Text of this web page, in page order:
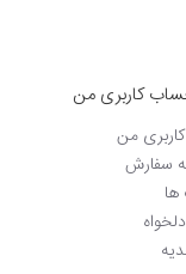
کاربری من
من
سفارش
ها